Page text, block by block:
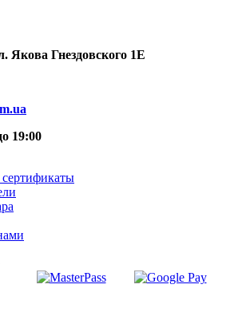
Якова Гнездовского 1Е
19:00